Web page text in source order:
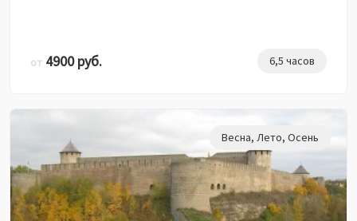
от 4900 руб. 6,5 часов
Весна, Лето, Осень